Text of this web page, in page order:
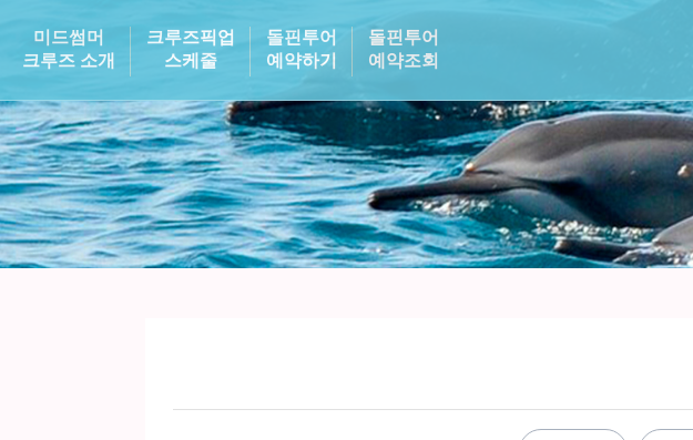
미드썸머
크루즈 소개
크루즈픽업
스케줄
돌핀투어
예약하기
돌핀투어
예약조회